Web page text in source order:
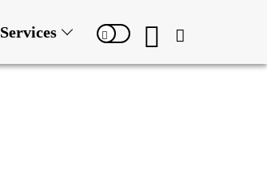
Services